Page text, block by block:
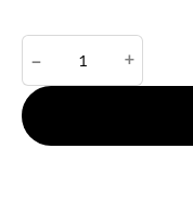
- +